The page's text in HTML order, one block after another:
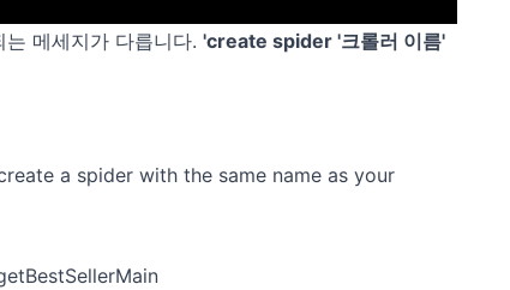
메세지가 다릅니다. 'create spider '크롤러 이름'
a spider with the same name as your